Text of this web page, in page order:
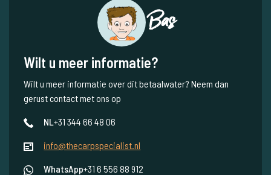
Bas
Wilt u meer informatie?
Wilt u meer informatie over dit betaalwater? Neem dan
gerust contact met ons op
NL+31 344 66 48 06
info@thecarpspecialist.nl
WhatsApp+31 6 556 88 912